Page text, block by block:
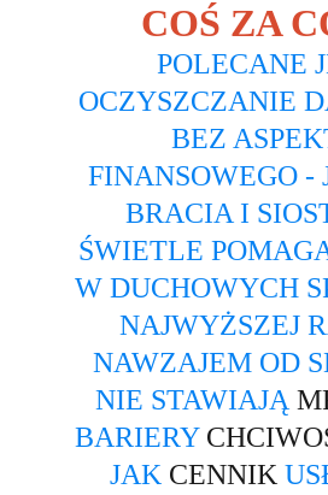
COŚ ZA
POLECANE
OCZYSZCZANIE
BEZ
FINANSOWEGO -
BRACIA I
ŚWIETLE
W DUCHOWYCH
NAJWYŻSZEJ
NAWZAJEM OD
NIE STAWIAJĄ
BARIERY
JAK CENNIK